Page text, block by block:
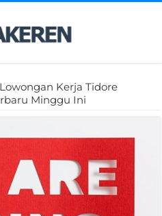
Lowongan Kerja Tidore
Minggu Ini